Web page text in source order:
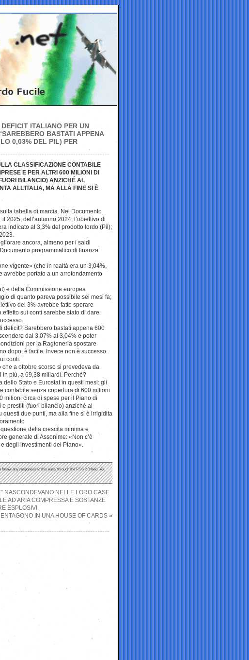
ITALIANO PER UN
BASTATI APPENA
0,03% DEL PIL) PER
CLASSIFICAZIONE CONTABILE
E PER ALTRI 600 MILIONI DI
BILANCIO) ANZICHÉ AL
ALL’ITALIA, MA ALLA FINE SI È
tabella di marcia. Nel Documento
2025, dell’autunno 2024, l’obiettivo di
indicato al 3,3% del prodotto lordo (Pil);
ancora, almeno per i saldi
programmatico di finanza
vigente» (che in realtà era un 3,04%,
avrebbe portato a un arrotondamento
e della Commissione europea
di quanto pareva possibile sei mesi fa;
del 3% avrebbe fatto sperare
sui conti sarebbe stato di dare
deficit? Sarebbero bastati appena 600
dal 3,07% al 3,04% e poter
per la Ragioneria spostare
dopo, è facile. Invece non è successo.
conti.
a ottobre scorso si prevedeva da
in più, a 69,38 miliardi. Perché?
Stato e Eurostat in questi mesi: gli
contabile senza copertura di 600 milioni
milioni circa di spese per il Piano di
prestiti (fuori bilancio) anziché al
questi due punti, ma alla fine si è irrigidita
della crescita minima e
generale di Assonime: «Non c’è
degli investimenti del Piano».
follow any responses to this entry through theRSS 2.0feed. You
NASCONDEVANO NELLE LORO CASE
AD ARIA COMPRESSA E SOSTANZE
ESPLOSIVI
IN UNA HOUSE OF CARDS »